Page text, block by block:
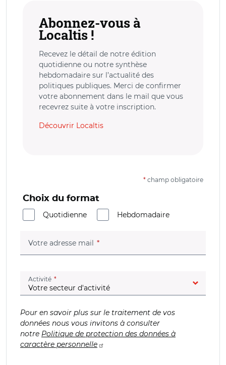
Abonnez-vous à
Localtis !
Recevez le détail de notre édition
quotidienne ou notre synthèse
hebdomadaire sur l’actualité des
politiques publiques. Merci de confirmer
votre abonnement dans le mail que vous
recevrez suite à votre inscription.
Découvrir Localtis
* champ obligatoire
Choix du format
Quotidienne
Hebdomadaire
Votre adresse mail (champ obligatoire)
Activité (champ obligatoire)
Pour en savoir plus sur le traitement de vos
données nous vous invitons à consulter
notre Politique de protection des données à
caractère personnelle